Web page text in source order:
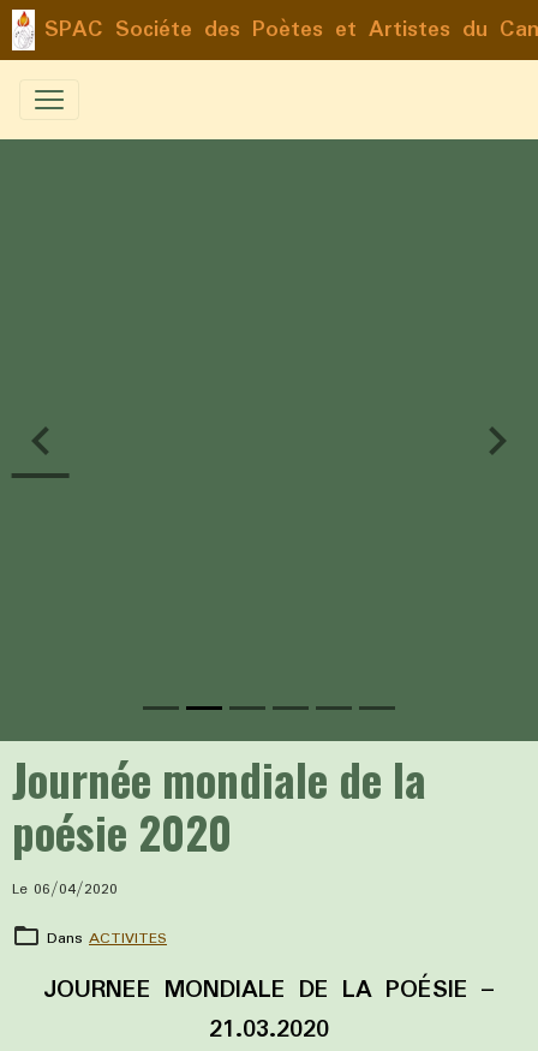
SPAC Sociéte des Poètes et Artistes du
Journée mondiale de la
poésie 2020
Le 06/04/2020
Dans ACTIVITES
JOURNEE MONDIALE DE LA POÉSIE –
21.03.2020